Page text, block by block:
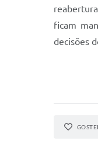
ficam
decisões
GOSTEI